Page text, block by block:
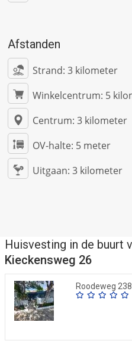
Afstanden
Strand: 3 kilometer
Winkelcentrum: 5
Centrum: 3 kilometer
OV-halte: 5 meter
Uitgaan: 3 kilometer
Huisvesting in de buurt
Kieckensweg 26
Roodeweg 238